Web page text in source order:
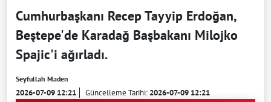
Cumhurbaşkanı Recep Tayyip Erdoğan,
Beştepe'de Karadağ Başbakanı Milojko
Spajic'i ağırladı.
Seyfullah Maden
2026-07-09 12:21 Güncelleme Tarihi:2026-07-09 12:21